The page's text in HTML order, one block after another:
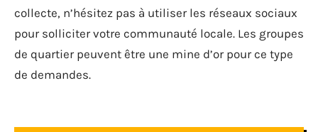
collecte, n’hésitez pas à utiliser les réseaux sociaux
pour solliciter votre communauté locale. Les groupes
de quartier peuvent être une mine d’or pour ce type
de demandes.